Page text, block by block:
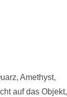
Amethyst,
auf das Objekt,